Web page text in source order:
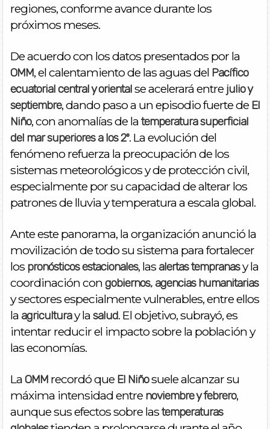
regiones, conforme avance durante los
próximos meses.
De acuerdo con los datos presentados por la
OMM, el calentamiento de las aguas del Pacífico
ecuatorial central y orientalse acelerará entre julio y
septiembre, dando paso a un episodio fuerte de El
Niño, con anomalías de la temperatura superficial
del mar superiores a los 2º. La evolución del
fenómeno refuerza la preocupación de los
sistemas meteorológicos y de protección civil,
especialmente por su capacidad de alterar los
patrones de lluvia y temperatura a escala global.
Ante este panorama, la organización anunció la
movilización de todo su sistema para fortalecer
los pronósticos estacionales, lasalertas tempranasy la
coordinación con gobiernos, agencias humanitarias
y sectores especialmente vulnerables, entre ellos
la agriculturay la salud. El objetivo, subrayó, es
intentar reducir el impacto sobre la población y
las economías.
La OMM recordó que El Niñosuele alcanzar su
máxima intensidad entre noviembre y febrero,
aunque sus efectos sobre lastemperaturas